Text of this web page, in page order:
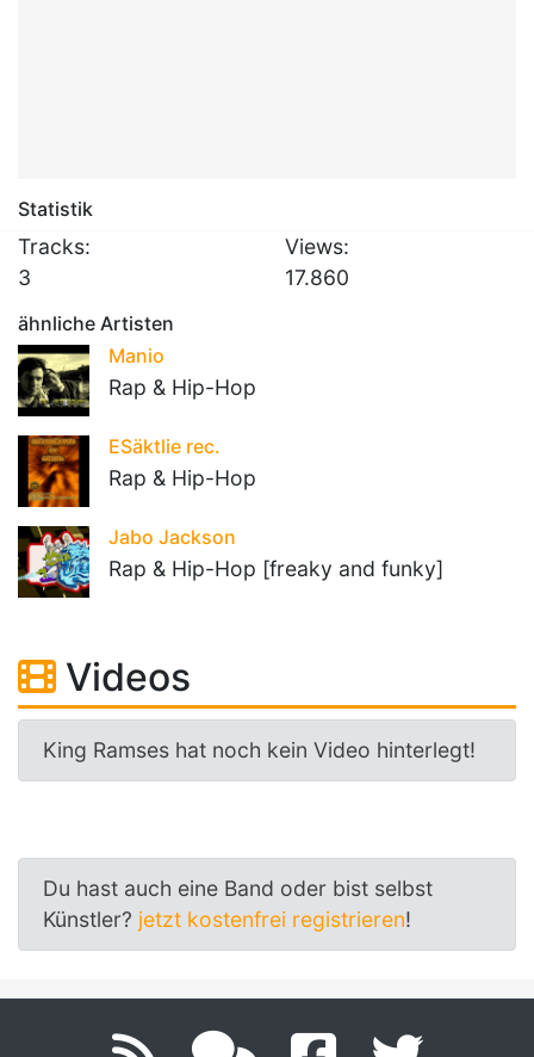
Statistik
Tracks:
3
Views:
17.860
ähnliche Artisten
Manio
Rap & Hip-Hop
ESäktlie rec.
Rap & Hip-Hop
Jabo Jackson
Rap & Hip-Hop [freaky and funky]
Videos
King Ramses hat noch kein Video hinterlegt!
Du hast auch eine Band oder bist selbst
Künstler? jetzt kostenfrei registrieren!